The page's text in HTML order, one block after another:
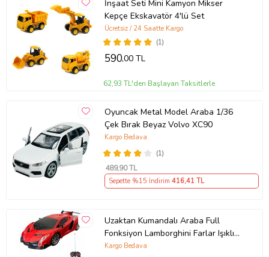
İnşaat Seti Mini Kamyon Mikser
Kepçe Ekskavatör 4'lü Set
(1)
Ücretsiz / 24 Saatte Kargo
590,00 TL
62,93 TL'den Başlayan Taksitlerle
Oyuncak Metal Model Araba 1/36
Çek Bırak Beyaz Volvo XC90
(1)
Kargo Bedava
489,90 TL
Sepette %15 İndirim 416,41 TL
Uzaktan Kumandalı Araba Full
Fonksiyon Lamborghini Farlar Işıklı
20 Cm Hediye Oyuncak (Kırmızı)
Kargo Bedava